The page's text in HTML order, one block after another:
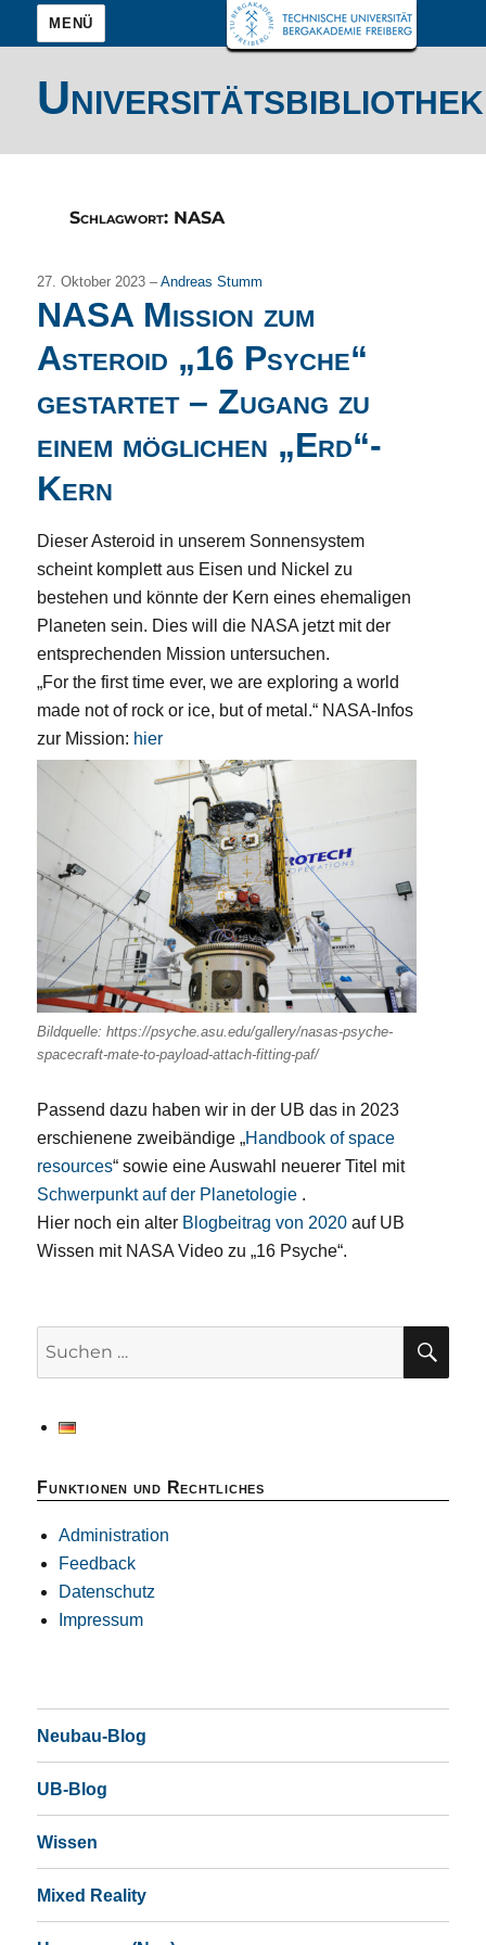
MENÜ
Universitätsbibliothek
Schlagwort: NASA
27. Oktober 2023 –Andreas Stumm
NASA Mission zum
Asteroid „16 Psyche“
gestartet – Zugang zu
einem möglichen „Erd“-
Kern
Dieser Asteroid in unserem Sonnensystem
scheint komplett aus Eisen und Nickel zu
bestehen und könnte der Kern eines ehemaligen
Planeten sein. Dies will die NASA jetzt mit der
entsprechenden Mission untersuchen.
„For the first time ever, we are exploring a world
made not of rock or ice, but of metal.“ NASA-Infos
zur Mission: hier
Bildquelle: https://psyche.asu.edu/gallery/nasas-psyche-
spacecraft-mate-to-payload-attach-fitting-paf/
Passend dazu haben wir in der UB das in 2023
erschienene zweibändige „Handbook of space
resources“ sowie eine Auswahl neuerer Titel mit
Schwerpunkt auf der Planetologie .
Hier noch ein alter Blogbeitrag von 2020 auf UB
Wissen mit NASA Video zu „16 Psyche“.
Funktionen und Rechtliches
Administration
Feedback
Datenschutz
Impressum
Neubau-Blog
UB-Blog
Wissen
Mixed Reality